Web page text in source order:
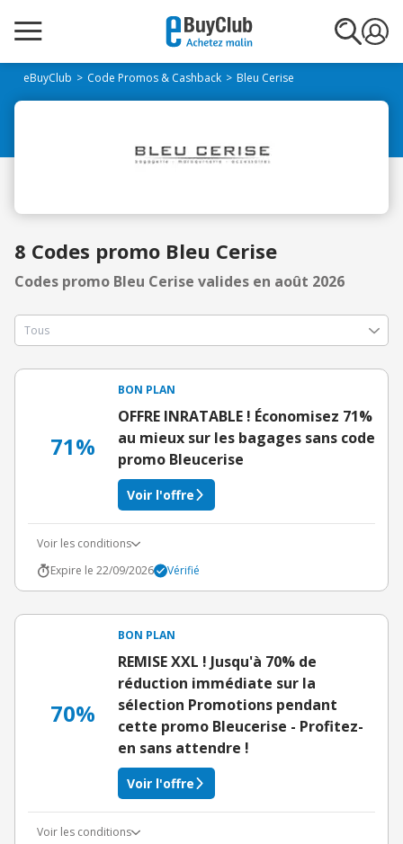
eBuyClub Code Promos & Cashback Bleu Cerise
8 Codes promo Bleu Cerise
Codes promo Bleu Cerise valides en août 2026
71%
BON PLAN
OFFRE INRATABLE ! Économisez 71%
au mieux sur les bagages sans code
promo Bleucerise
Voir l'offre
Voir les conditions
Expire le 22/09/2026
Vérifié
70%
BON PLAN
REMISE XXL ! Jusqu'à 70% de
réduction immédiate sur la
sélection Promotions pendant
cette promo Bleucerise - Profitez-
en sans attendre !
Voir l'offre
Voir les conditions